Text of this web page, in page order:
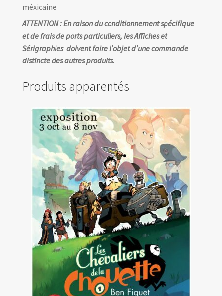
méxicaine
ATTENTION : En raison du conditionnement spécifique
et de frais de ports particuliers, les Affiches et
Sérigraphies doivent faire l’objet d’une commande
distincte des autres produits.
Produits apparentés